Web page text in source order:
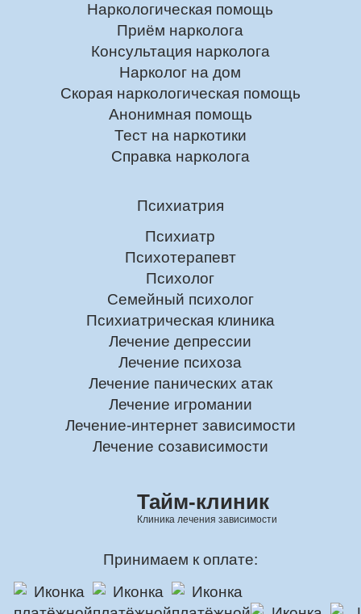
Наркологическая помощь
Приём нарколога
Консультация нарколога
Нарколог на дом
Скорая наркологическая помощь
Анонимная помощь
Тест на наркотики
Справка нарколога
Психиатрия
Психиатр
Психотерапевт
Психолог
Семейный психолог
Психиатрическая клиника
Лечение депрессии
Лечение психоза
Лечение панических атак
Лечение игромании
Лечение-интернет зависимости
Лечение созависимости
Тайм-клиник
Клиника лечения зависимости
Принимаем к оплате: